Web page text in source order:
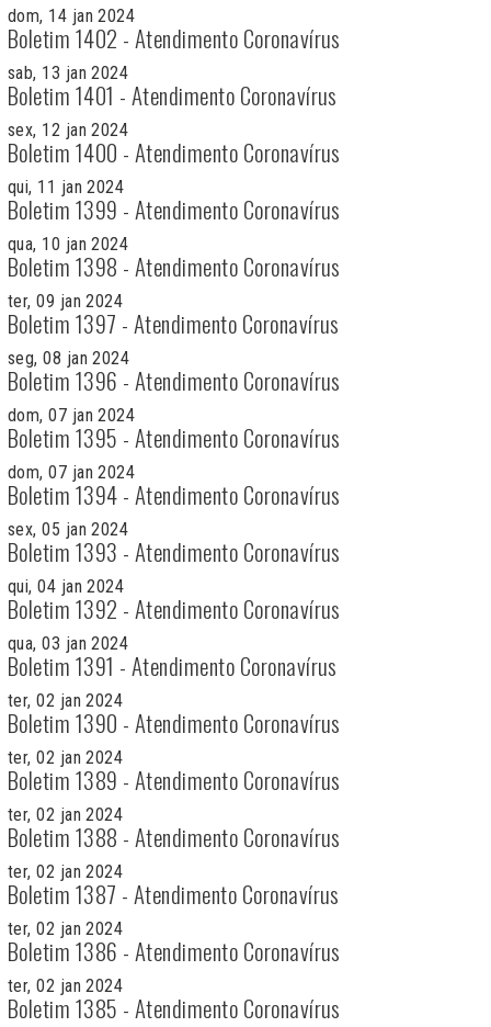
dom, 14 jan 2024
Boletim 1402 - Atendimento Coronavírus
sab, 13 jan 2024
Boletim 1401 - Atendimento Coronavírus
sex, 12 jan 2024
Boletim 1400 - Atendimento Coronavírus
qui, 11 jan 2024
Boletim 1399 - Atendimento Coronavírus
qua, 10 jan 2024
Boletim 1398 - Atendimento Coronavírus
ter, 09 jan 2024
Boletim 1397 - Atendimento Coronavírus
seg, 08 jan 2024
Boletim 1396 - Atendimento Coronavírus
dom, 07 jan 2024
Boletim 1395 - Atendimento Coronavírus
dom, 07 jan 2024
Boletim 1394 - Atendimento Coronavírus
sex, 05 jan 2024
Boletim 1393 - Atendimento Coronavírus
qui, 04 jan 2024
Boletim 1392 - Atendimento Coronavírus
qua, 03 jan 2024
Boletim 1391 - Atendimento Coronavírus
ter, 02 jan 2024
Boletim 1390 - Atendimento Coronavírus
ter, 02 jan 2024
Boletim 1389 - Atendimento Coronavírus
ter, 02 jan 2024
Boletim 1388 - Atendimento Coronavírus
ter, 02 jan 2024
Boletim 1387 - Atendimento Coronavírus
ter, 02 jan 2024
Boletim 1386 - Atendimento Coronavírus
ter, 02 jan 2024
Boletim 1385 - Atendimento Coronavírus